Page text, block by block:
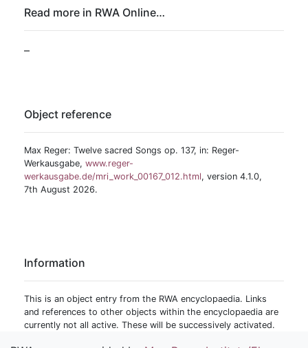
Read more in RWA Online…
–
Object reference
Max Reger: Twelve sacred Songs op. 137, in: Reger-
Werkausgabe, www.reger-
werkausgabe.de/mri_work_00167_012.html, version 4.1.0,
7th August 2026.
Information
This is an object entry from the RWA encyclopaedia. Links
and references to other objects within the encyclopaedia are
currently not all active. These will be successively activated.